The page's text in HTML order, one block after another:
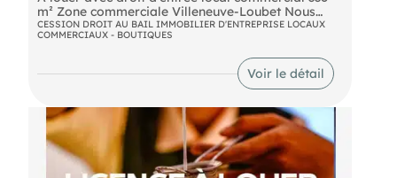
m² Zone commerciale Villeneuve-Loubet Nous
vous proposons un local commercial de 338 m² de
plain-pied, situé en rez-de-chaussée, au cœur
d'une zone commerciale dynamique bénéficiant
d'une excellente visibilité sur axe à fort trafic.
L'environnement immédiat regroupe de
de restauration, générant un flux constant de
clientèle. Un parking clientèle est disponible
directement devant le local, facilitant l'accès et
renforçant l'attractivité du site. Caractéristiques
principales : Superficie totale : 338 m² de plain-
CESSION DROIT AU BAIL IMMOBILIER D'ENTREPRISE LOCAUX
COMMERCIAUX - BOUTIQUES
Voir le détail